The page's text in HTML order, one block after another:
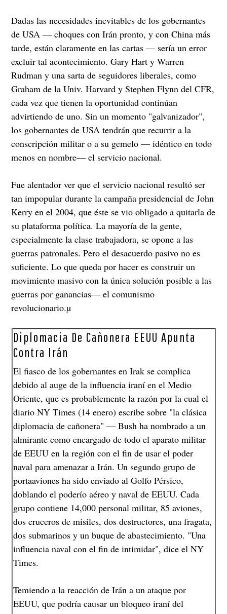
Dadas las necesidades inevitables de los gobernantes
de USA — choques con Irán pronto, y con China más
tarde, están claramente en las cartas — sería un error
excluir tal acontecimiento. Gary Hart y Warren
Rudman y una sarta de seguidores liberales, como
Graham de la Univ. Harvard y Stephen Flynn del CFR,
cada vez que tienen la oportunidad continúan
advirtiendo de uno. Sin un momento "galvanizador",
los gobernantes de USA tendrán que recurrir a la
conscripción militar o a su gemelo — idéntico en todo
menos en nombre— el servicio nacional.
Fue alentador ver que el servicio nacional resultó ser
tan impopular durante la campaña presidencial de John
Kerry en el 2004, que éste se vio obligado a quitarla de
su plataforma política. La mayoría de la gente,
especialmente la clase trabajadora, se opone a las
guerras patronales. Pero el desacuerdo pasivo no es
suficiente. Lo que queda por hacer es construir un
movimiento masivo con la única solución posible a las
guerras por ganancias— el comunismo
revolucionario.µ
Diplomacia De Cañonera EEUU Apunta
Contra Irán
El fiasco de los gobernantes en Irak se complica
debido al auge de la influencia iraní en el Medio
Oriente, que es probablemente la razón por la cual el
diario NY Times (14 enero) escribe sobre "la clásica
diplomacia de cañonera" — Bush ha nombrado a un
almirante como encargado de todo el aparato militar
de EEUU en la región con el fin de usar el poder
naval para amenazar a Irán. Un segundo grupo de
portaaviones ha sido enviado al Golfo Pérsico,
doblando el poderío aéreo y naval de EEUU. Cada
grupo contiene 14,000 personal militar, 85 aviones,
dos cruceros de misiles, dos destructores, una fragata,
dos submarinos y un buque de abastecimiento. "Una
influencia naval con el fin de intimidar", dice el NY
Times.
Temiendo a la reacción de Irán a un ataque por
EEUU, que podría causar un bloqueo iraní del